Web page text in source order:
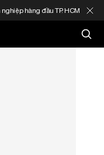
hàng đầu TP. HCM